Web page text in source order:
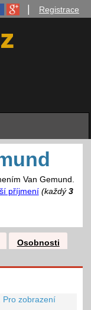
Registrace
Van Gemund.
příjmení (každý 3
Osobnosti
Pro zobrazení